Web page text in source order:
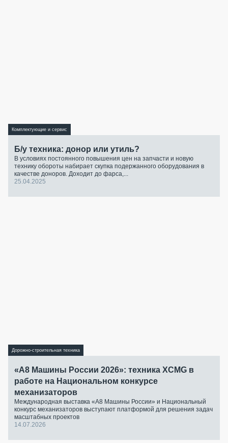
Комплектующие и сервис
Б/у техника: донор или утиль?
В условиях постоянного повышения цен на запчасти и новую
технику обороты набирает скупка подержанного оборудования в
качестве доноров. Доходит до фарса,...
25.04.2025
Дорожно-строительная техника
«А8 Машины России 2026»: техника XCMG в
работе на Национальном конкурсе
механизаторов
Международная выставка «А8 Машины России» и Национальный
конкурс механизаторов выступают платформой для решения задач
масштабных проектов
14.07.2026